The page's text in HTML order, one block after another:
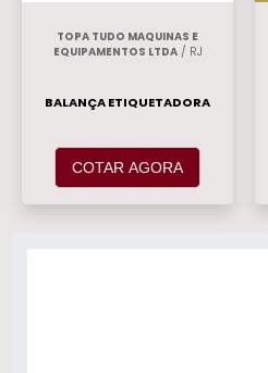
TOPA TUDO MAQUINAS E
EQUIPAMENTOS LTDA/ RJ
BALANÇA ETIQUETADORA
COTAR AGORA